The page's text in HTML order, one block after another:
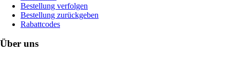
Bestellung verfolgen
Bestellung zurückgeben
Rabattcodes
Über uns